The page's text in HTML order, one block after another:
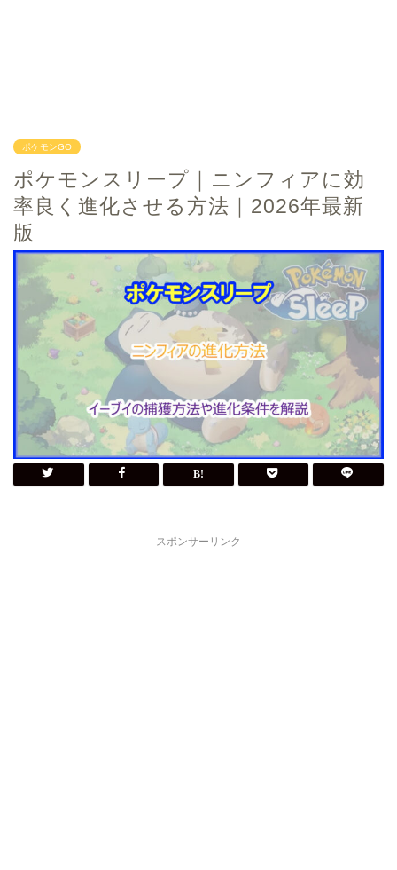
ポケモンGO
ポケモンスリープ｜ニンフィアに効
率良く進化させる方法｜2026年最新
版
スポンサーリンク